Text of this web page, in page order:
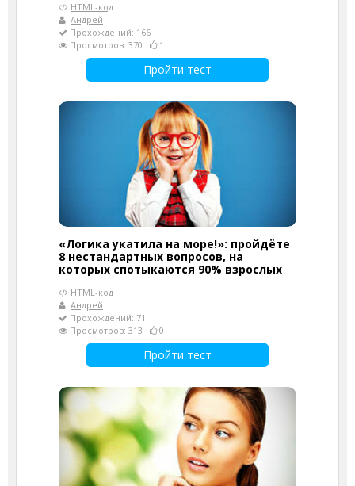
HTML-код
Андрей
Прохождений: 166
Просмотров: 370
1
Пройти тест
«Логика укатила на море!»: пройдёте
8 нестандартных вопросов, на
которых спотыкаются 90% взрослых
HTML-код
Андрей
Прохождений: 71
Просмотров: 313
0
Пройти тест